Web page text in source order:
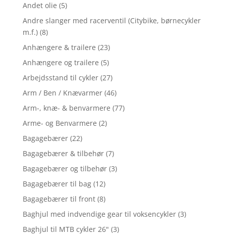
Andet olie (5)
Andre slanger med racerventil (Citybike, børnecykler
m.f.) (8)
Anhængere & trailere (23)
Anhængere og trailere (5)
Arbejdsstand til cykler (27)
Arm / Ben / Knævarmer (46)
Arm-, knæ- & benvarmere (77)
Arme- og Benvarmere (2)
Bagagebærer (22)
Bagagebærer & tilbehør (7)
Bagagebærer og tilbehør (3)
Bagagebærer til bag (12)
Bagagebærer til front (8)
Baghjul med indvendige gear til voksencykler (3)
Baghjul til MTB cykler 26" (3)